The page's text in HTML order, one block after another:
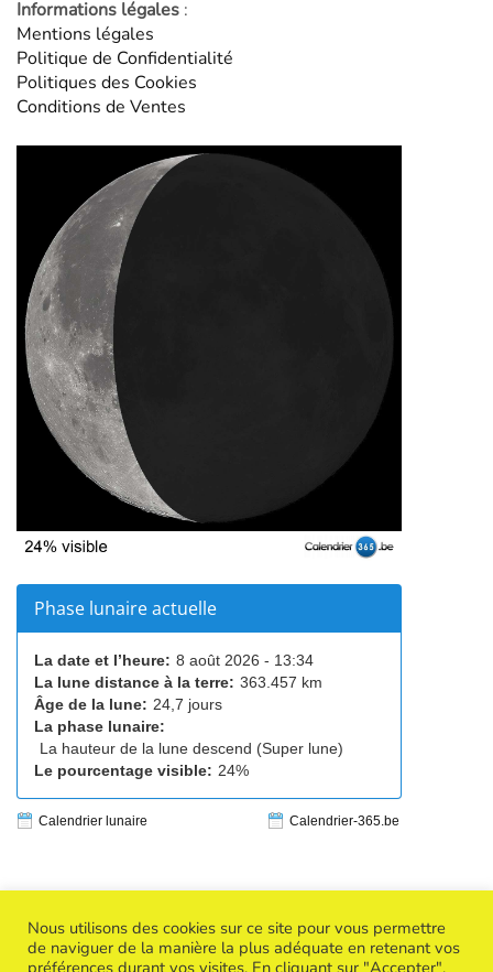
Informations légales :
Mentions légales
Politique de Confidentialité
Politiques des Cookies
Conditions de Ventes
Phase lunaire actuelle
La date et l’heure: 8 août 2026 - 13:34
La lune distance à la terre: 363.457 km
Âge de la lune: 24,7 jours
La phase lunaire:
La hauteur de la lune descend (Super lune)
Le pourcentage visible: 24%
Calendrier lunaire Calendrier-365.be
Nous utilisons des cookies sur ce site pour vous permettre
de naviguer de la manière la plus adéquate en retenant vos
préférences durant vos visites. En cliquant sur "Accepter",